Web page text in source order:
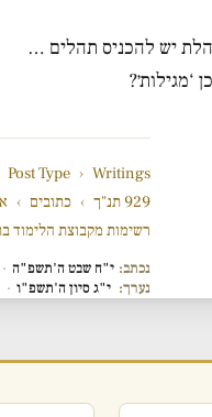
יש להכניס תהלים …
‘מגילות׳?
Post Type › Writings
929 תנ"ך
› כתובים ›
רשימות מקבוצת הלימוד
נכתב: י"ח שבט ה'תשפ"ה ·
נערך: י"ג סיון ה'תשפ"ו ·